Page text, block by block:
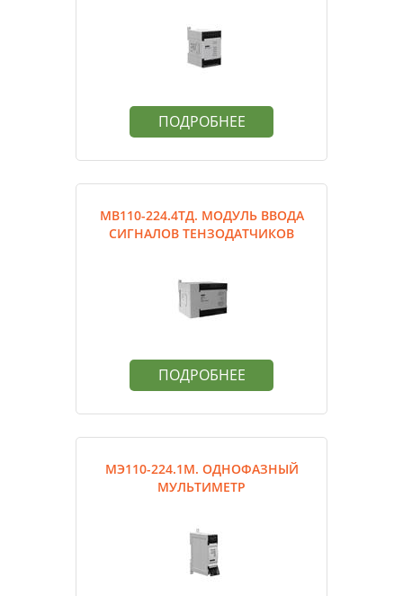
ПОДРОБНЕЕ
МВ110-224.4ТД. МОДУЛЬ ВВОДА
СИГНАЛОВ ТЕНЗОДАТЧИКОВ
ПОДРОБНЕЕ
МЭ110-224.1М. ОДНОФАЗНЫЙ
МУЛЬТИМЕТР